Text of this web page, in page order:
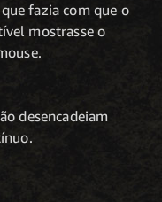
fazia com que o
mostrasse o
desencadeiam